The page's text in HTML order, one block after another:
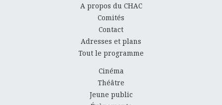
A propos du CHAC
Comités
Contact
Adresses et plans
Tout le programme
Cinéma
Théâtre
Jeune public